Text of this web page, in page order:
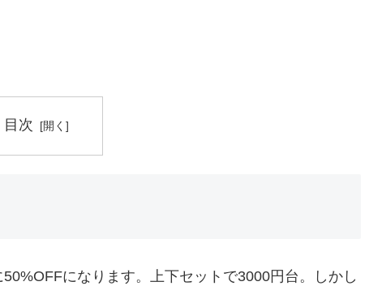
目次
になります。上下セットで3000円台。しかし